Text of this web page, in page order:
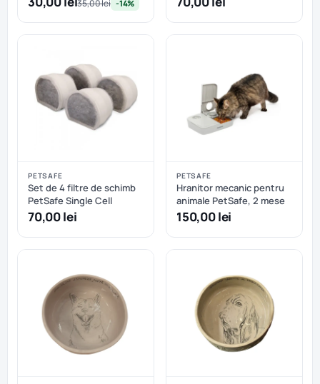
35,00 lei -14%
PETSAFE
Set de 4 filtre de schimb
PetSafe Single Cell
70,00 lei
PETSAFE
Hranitor mecanic pentru
animale PetSafe, 2 mese
150,00 lei